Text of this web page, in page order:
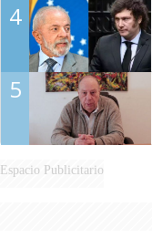
4
5
Espacio Publicitario